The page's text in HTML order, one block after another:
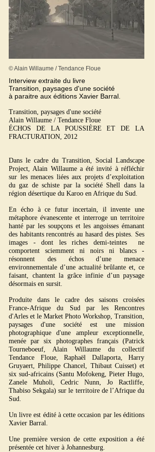
© Alain Willaume / Tendance Floue
Interview extraite du livre
Transition, paysages d'une société
à paraitre aux éditions Xavier Barral.
Transition, paysages d'une société
Alain Willaume / Tendance Floue
ÉCHOS DE LA POUSSIÈRE ET DE LA
FRACTURATION, 2012
Dans le cadre du Transition, Social Landscape
Project, Alain Willaume a été invité à réfléchir
sur les menaces liées aux projets d’exploitation
du gaz de schiste par la société Shell dans la
région désertique du Karoo en Afrique du Sud.
En écho à ce futur incertain, il invente une
métaphore évanescente et interroge un territoire
hanté par les soupçons et les angoisses émanant
des habitants rencontrés au hasard des pistes. Ses
images - dont les riches demi-teintes ne
comportent sciemment ni noirs ni blancs -
résonnent des échos d’une menace
environnementale d’une actualité brûlante et, ce
faisant, chantent la grâce infinie d’un paysage
désormais en sursit.
Produite dans le cadre des saisons croisées
France-Afrique du Sud par les Rencontres
d'Arles et le Market Photo Workshop, Transition,
paysages d'une société est une mission
photographique d'une ampleur exceptionnelle,
menée par six photographes français (Patrick
Tourneboeuf, Alain Willaume du collectif
Tendance Floue, Raphaël Dallaporta, Harry
Gruyaert, Philippe Chancel, Thibaut Cuisset) et
six sud-africains (Santu Mofokeng, Pieter Hugo,
Zanele Muholi, Cedric Nunn, Jo Ractliffe,
Thabiso Sekgala) sur le territoire de l’Afrique du
Sud.
Un livre est édité à cette occasion par les éditions
Xavier Barral.
Une première version de cette exposition a été
présentée cet hiver à Johannesburg.